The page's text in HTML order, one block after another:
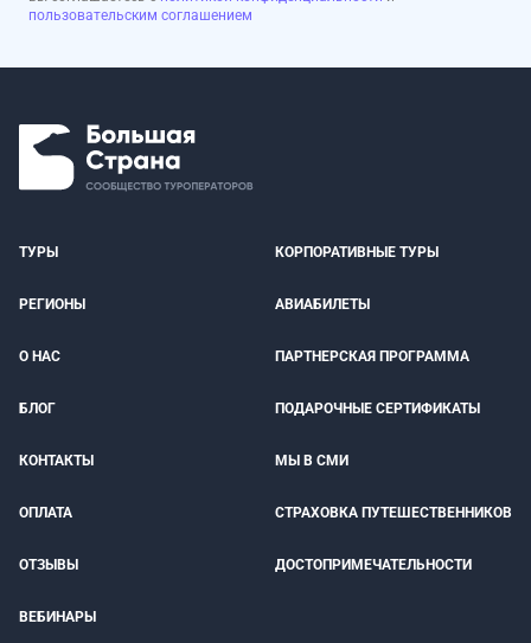
пользовательским соглашением
ТУРЫ КОРПОРАТИВНЫЕ ТУРЫ
РЕГИОНЫ АВИАБИЛЕТЫ
О НАС ПАРТНЕРСКАЯ ПРОГРАММА
БЛОГ ПОДАРОЧНЫЕ СЕРТИФИКАТЫ
КОНТАКТЫ МЫ В СМИ
ОПЛАТА СТРАХОВКА ПУТЕШЕСТВЕННИКОВ
ОТЗЫВЫ ДОСТОПРИМЕЧАТЕЛЬНОСТИ
ВЕБИНАРЫ